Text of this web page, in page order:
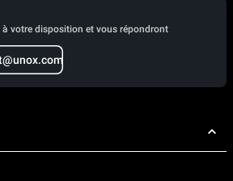
votre disposition et vous répondront